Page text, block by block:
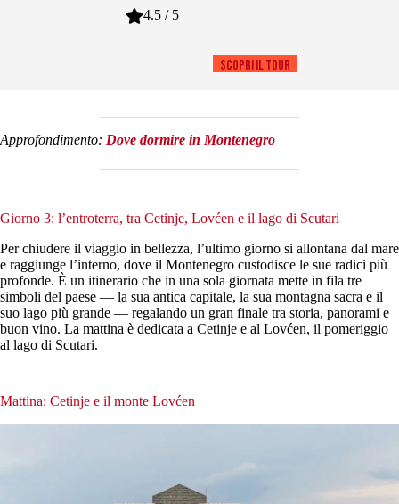
4.5 / 5
Scopri il tour
Approfondimento: Dove dormire in Montenegro
Giorno 3: l’entroterra, tra Cetinje, Lovćen e il lago di Scutari
Per chiudere il viaggio in bellezza, l’ultimo giorno si allontana dal mare
e raggiunge l’interno, dove il Montenegro custodisce le sue radici più
profonde. È un itinerario che in una sola giornata mette in fila tre
simboli del paese — la sua antica capitale, la sua montagna sacra e il
suo lago più grande — regalando un gran finale tra storia, panorami e
buon vino. La mattina è dedicata a Cetinje e al Lovćen, il pomeriggio
al lago di Scutari.
Mattina: Cetinje e il monte Lovćen